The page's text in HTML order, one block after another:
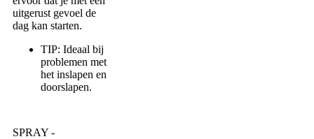
uitgerust gevoel de
dag kan starten.
TIP: Ideaal bij
problemen met
het inslapen en
doorslapen.
SPRAY -